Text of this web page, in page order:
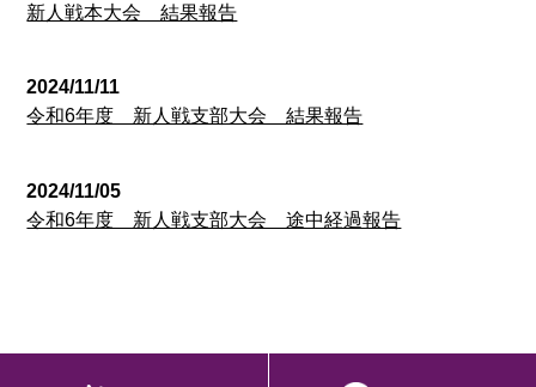
新人戦本大会 結果報告
2024/11/11
令和6年度 新人戦支部大会 結果報告
2024/11/05
令和6年度 新人戦支部大会 途中経過報告